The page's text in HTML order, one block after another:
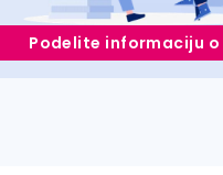
Podelite informaciju